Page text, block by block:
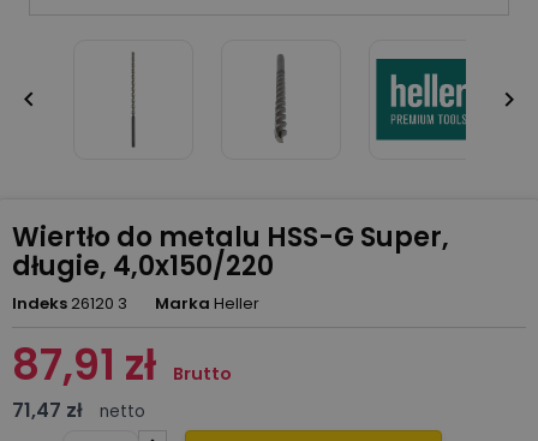
 
Wiertło do metalu HSS-G Super,
długie, 4,0x150/220
Indeks 26120 3 Marka Heller
87,91 zł Brutto
71,47 zł
netto